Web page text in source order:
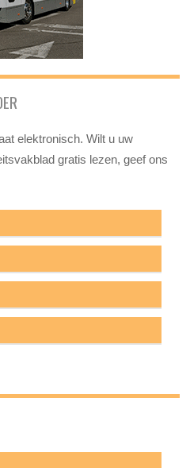
elektronisch. Wilt u uw
gratis lezen, geef ons